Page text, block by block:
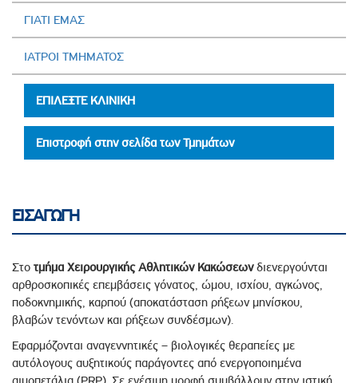
ΓΙΑΤΙ ΕΜΑΣ
ΙΑΤΡΟΙ ΤΜΗΜΑΤΟΣ
ΕΠΙΛΕΞΤΕ ΚΛΙΝΙΚΗ
Επιστροφή στην σελίδα των Τμημάτων
ΕΙΣΑΓΩΓΗ
Στο τμήμα Χειρουργικής Αθλητικών Κακώσεωνδιενεργούνται
αρθροσκοπικές επεμβάσεις γόνατος, ώμου, ισχίου, αγκώνος,
ποδοκνημικής, καρπού (αποκατάσταση ρήξεων μηνίσκου,
βλαβών τενόντων και ρήξεων συνδέσμων).
Εφαρμόζονται αναγεννητικές – βιολογικές θεραπείες με
αυτόλογους αυξητικούς παράγοντες από ενεργοποιημένα